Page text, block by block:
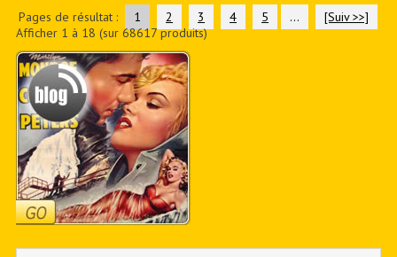
Pages de résultat : 1 2 3 4 5 ...
[Suiv >>]
Afficher 1 à 18 (sur 68617produits)